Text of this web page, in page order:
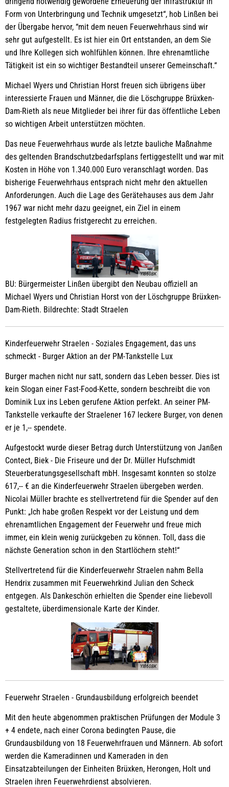
Form von Unterbringung und Technik umgesetzt“, hob Linßen bei
der Übergabe hervor, “mit dem neuen Feuerwehrhaus sind wir
sehr gut aufgestellt. Es ist hier ein Ort entstanden, an dem Sie
und Ihre Kollegen sich wohlfühlen können. Ihre ehrenamtliche
Tätigkeit ist ein so wichtiger Bestandteil unserer Gemeinschaft.“
Michael Wyers und Christian Horst freuen sich übrigens über
interessierte Frauen und Männer, die die Löschgruppe Brüxken-
Dam-Rieth als neue Mitglieder bei ihrer für das öffentliche Leben
so wichtigen Arbeit unterstützen möchten.
Das neue Feuerwehrhaus wurde als letzte bauliche Maßnahme
des geltenden Brandschutzbedarfsplans fertiggestellt und war mit
Kosten in Höhe von 1.340.000 Euro veranschlagt worden. Das
bisherige Feuerwehrhaus entsprach nicht mehr den aktuellen
Anforderungen. Auch die Lage des Gerätehauses aus dem Jahr
1967 war nicht mehr dazu geeignet, ein Ziel in einem
festgelegten Radius fristgerecht zu erreichen.
YI860BK
BU: Bürgermeister Linßen übergibt den Neubau offiziell an
Michael Wyers und Christian Horst von der Löschgruppe Brüxken-
Dam-Rieth. Bildrechte: Stadt Straelen
Kinderfeuerwehr Straelen - Soziales Engagement, das uns
schmeckt - Burger Aktion an der PM-Tankstelle Lux
Burger machen nicht nur satt, sondern das Leben besser. Dies ist
kein Slogan einer Fast-Food-Kette, sondern beschreibt die von
Dominik Lux ins Leben gerufene Aktion perfekt. An seiner PM-
Tankstelle verkaufte der Straelener 167 leckere Burger, von denen
er je 1,-- spendete.
Aufgestockt wurde dieser Betrag durch Unterstützung von Janßen
Contect, Biek - Die Friseure und der Dr. Müller Hufschmidt
Steuerberatungsgesellschaft mbH. Insgesamt konnten so stolze
617,-- € an die Kinderfeuerwehr Straelen übergeben werden.
Nicolai Müller brachte es stellvertretend für die Spender auf den
Punkt: „Ich habe großen Respekt vor der Leistung und dem
ehrenamtlichen Engagement der Feuerwehr und freue mich
immer, ein klein wenig zurückgeben zu können. Toll, dass die
nächste Generation schon in den Startlöchern steht!“
Stellvertretend für die Kinderfeuerwehr Straelen nahm Bella
Hendrix zusammen mit Feuerwehrkind Julian den Scheck
entgegen. Als Dankeschön erhielten die Spender eine liebevoll
gestaltete, überdimensionale Karte der Kinder.
YI860BK
Feuerwehr Straelen - Grundausbildung erfolgreich beendet
Mit den heute abgenommen praktischen Prüfungen der Module 3
+ 4 endete, nach einer Corona bedingten Pause, die
Grundausbildung von 18 Feuerwehrfrauen und Männern. Ab sofort
werden die Kameradinnen und Kameraden in den
Einsatzabteilungen der Einheiten Brüxken, Herongen, Holt und
Straelen ihren Feuerwehrdienst absolvieren.